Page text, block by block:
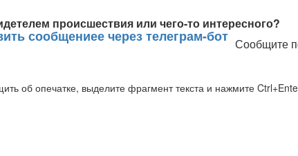
происшествия или чего-то интересного?
Сообщите
об опечатке, выделите фрагмент текста и нажмите